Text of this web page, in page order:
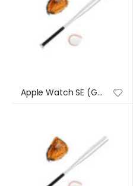
Apple Watch SE (GPS) – Caja de aluminio en plata de 44 mm – Correa deportiva en color abismo – Talla única